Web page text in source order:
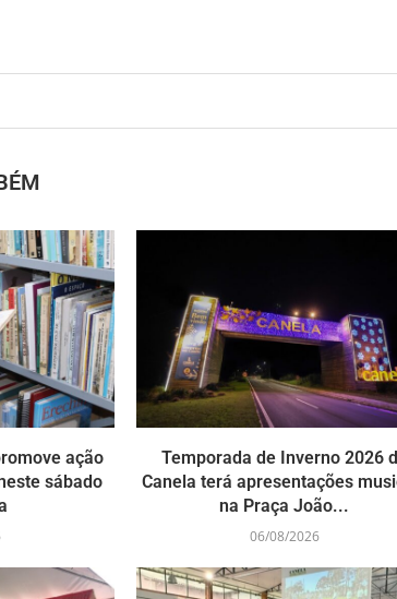
ação
sábado
Temporada de Inverno 2026
Canela terá apresentações
na Praça João...
06/08/2026